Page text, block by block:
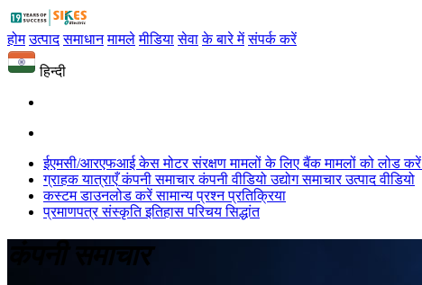
होम उत्पाद समाधान मामले मीडिया सेवा के बारे में संपर्क करें
हिन्दी
ईएमसी/आरएफआई केस मोटर संरक्षण मामलों के लिए बैंक मामलों को लोड करें
ग्राहक यात्राएँ कंपनी समाचार कंपनी वीडियो उद्योग समाचार उत्पाद वीडियो
कस्टम डाउनलोड करें सामान्य प्रश्न प्रतिक्रिया
प्रमाणपत्र संस्कृति इतिहास परिचय सिद्धांत
कंपनी समाचार